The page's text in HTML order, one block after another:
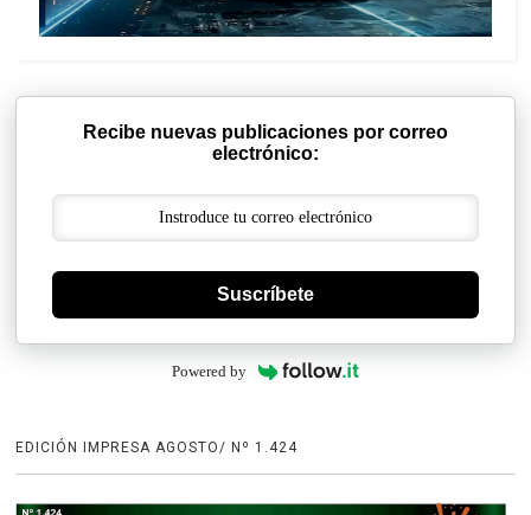
Recibe nuevas publicaciones por correo
electrónico:
Suscríbete
Powered by
EDICIÓN IMPRESA AGOSTO/ Nº 1.424